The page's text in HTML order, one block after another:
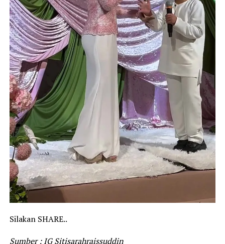
Silakan SHARE..
Sumber : IG Sitisarahraissuddin